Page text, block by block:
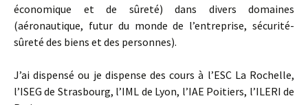
économique et de sûreté) dans divers domaines
(aéronautique, futur du monde de l’entreprise, sécurité-
sûreté des biens et des personnes).
J’ai dispensé ou je dispense des cours à l’ESC La Rochelle,
l’ISEG de Strasbourg, l’IML de Lyon, l’IAE Poitiers, l’ILERI de